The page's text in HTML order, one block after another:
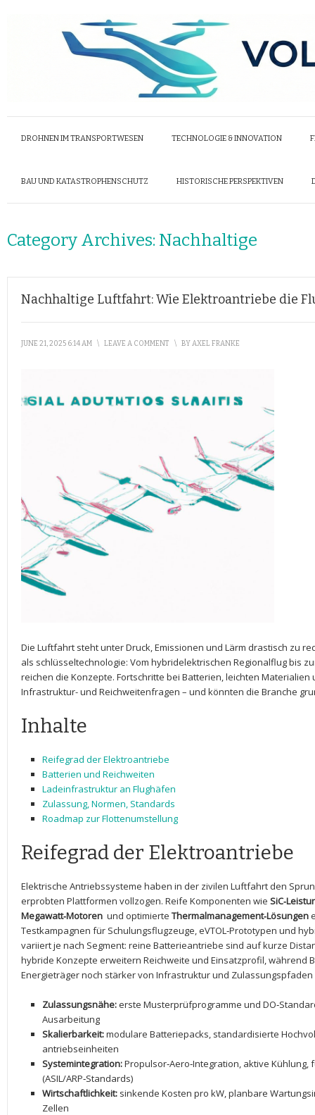
DROHNEN IM TRANSPORTWESEN TECHNOLOGIE & INNOVATION
BAU UND KATASTROPHENSCHUTZ HISTORISCHE PERSPEKTIVEN
Category Archives: Nachhaltige
Nachhaltige Luftfahrt: Wie Elektroantriebe die
JUNE 21, 2025 6:14 AM \ LEAVE A COMMENT \ BYAXEL FRANKE
Die Luftfahrt steht unter Druck, Emissionen ‌und Lärm​ drastisch ⁣zu
als schlüsseltechnologie: ⁤Vom ⁤hybridelektrischen Regionalflug bis
reichen die Konzepte. Fortschritte‌ bei Batterien, leichten⁣
Infrastruktur- und Reichweitenfragen – und könnten die ‌Branche
Inhalte
Reifegrad der Elektroantriebe
Batterien ⁣und Reichweiten
Ladeinfrastruktur an Flughäfen
Zulassung, ​Normen, Standards
Roadmap zur Flottenumstellung
Reifegrad der ⁣Elektroantriebe
Elektrische Antriebssysteme haben in⁣ der ‍zivilen ‍Luftfahrt den
erprobten ​Plattformen vollzogen. Reife Komponenten wie
Megawatt‑Motoren ⁤ und optimierte Thermalmanagement‑Lösungen
Testkampagnen für Schulungsflugzeuge, eVTOL‑Prototypen⁣ und
variiert je nach⁣ Segment: reine Batterieantriebe​ sind auf‌ kurze
hybride​ Konzepte ⁢erweitern ​Reichweite‌ und Einsatzprofil, während
Energieträger noch stärker von‌ Infrastruktur und
Zulassungsnähe:​erste ‍Musterprüfprogramme und
Ausarbeitung
Skalierbarkeit:‍modulare Batteriepacks, ⁤standardisierte
antriebseinheiten
Systemintegration:Propulsor‑Aero‑Integration, aktive
(ASIL/ARP‑Standards)
Wirtschaftlichkeit: sinkende Kosten pro ⁤kW, planbare
Zellen